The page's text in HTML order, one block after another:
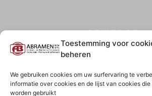
Toestemming voor
beheren
We gebruiken cookies om uw surfervaring te
informatie over cookies en de lijst van cookies
worden gebruikt
CONTACT
+32 484 75 67 78
Hutteweg 5 - 1910
BE0827 850 854